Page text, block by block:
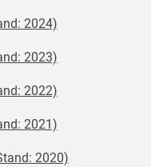
2024)
2023)
2022)
2021)
2020)